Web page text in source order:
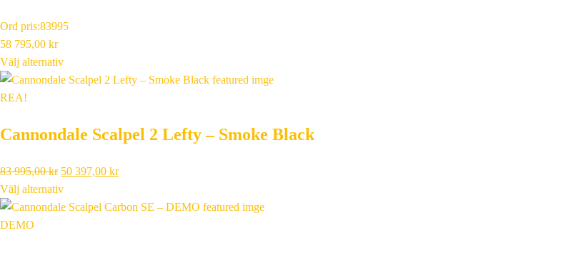
Ord pris:83995
58 795,00 kr
Välj alternativ
REA!
Cannondale Scalpel 2 Lefty – Smoke Black
83 995,00kr Det
ursprungliga
priset
50 397,00 krDet
priset
Välj alternativ
DEMO